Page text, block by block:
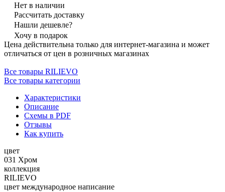
Нет в наличии
Рассчитать доставку
Нашли дешевле?
Хочу в подарок
Цена действительна только для интернет-магазина и может
отличаться от цен в розничных магазинах
Все товары RILIEVO
Все товары категории
Характеристики
Описание
Схемы в PDF
Отзывы
Как купить
цвет
031 Хром
коллекция
RILIEVO
цвет международное написание